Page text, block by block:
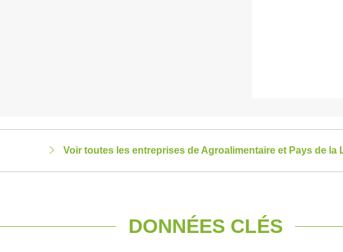
Voir toutes les entreprises de Agroalimentaire et Pays de la
DONNÉES CLÉS